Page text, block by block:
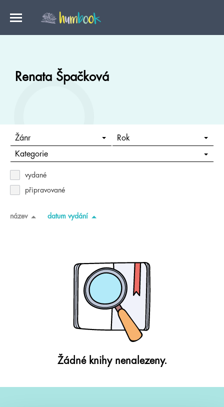
Renata Špačková
Žánr Rok
Kategorie
vydané
připravované
název datum vydání
Žádné knihy nenalezeny.